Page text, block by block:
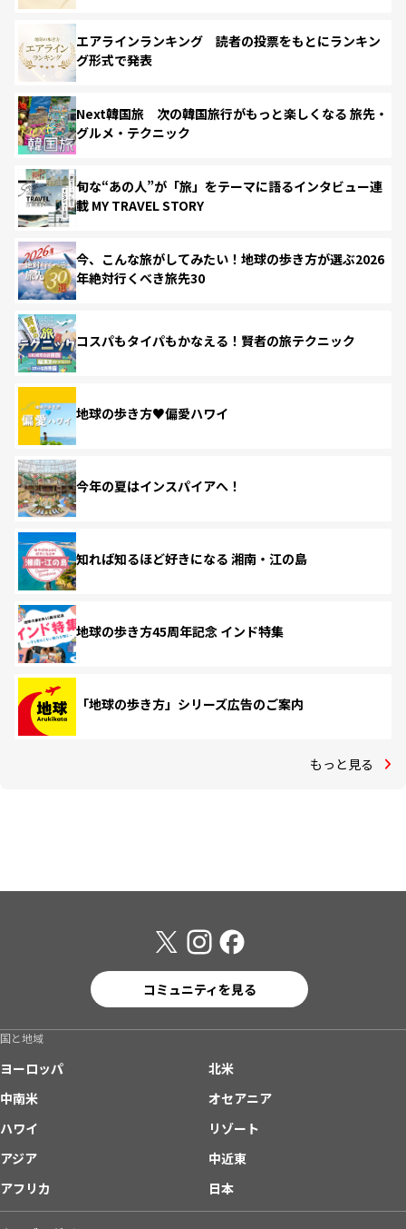
エアラインランキング 読者の投票をもとにランキン
グ形式で発表
Next韓国旅 次の韓国旅行がもっと楽しくなる 旅先・
グルメ・テクニック
旬な“あの人”が「旅」をテーマに語るインタビュー連
載 MY TRAVEL STORY
今、こんな旅がしてみたい！地球の歩き方が選ぶ2026
年絶対行くべき旅先30
コスパもタイパもかなえる！賢者の旅テクニック
地球の歩き方♥偏愛ハワイ
今年の夏はインスパイアへ！
知れば知るほど好きになる 湘南・江の島
地球の歩き方45周年記念 インド特集
「地球の歩き方」シリーズ広告のご案内
もっと見る
コミュニティを見る
国と地域
ヨーロッパ
北米
中南米
オセアニア
ハワイ
リゾート
アジア
中近東
アフリカ
日本